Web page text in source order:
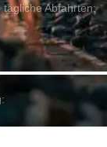
tägliche Abfahrten: